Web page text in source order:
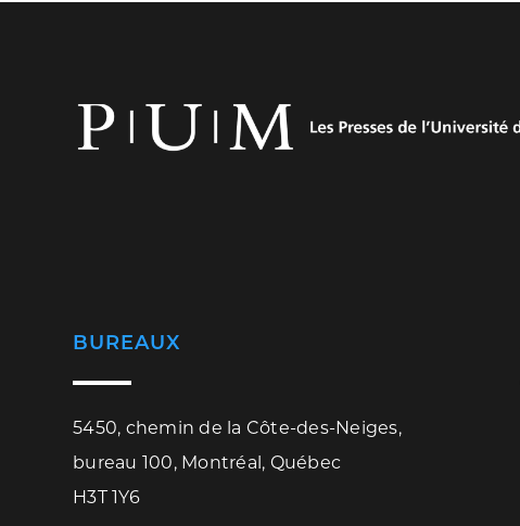
BUREAUX
5450, chemin de la Côte-des-Neiges,
bureau 100, Montréal, Québec
H3T 1Y6